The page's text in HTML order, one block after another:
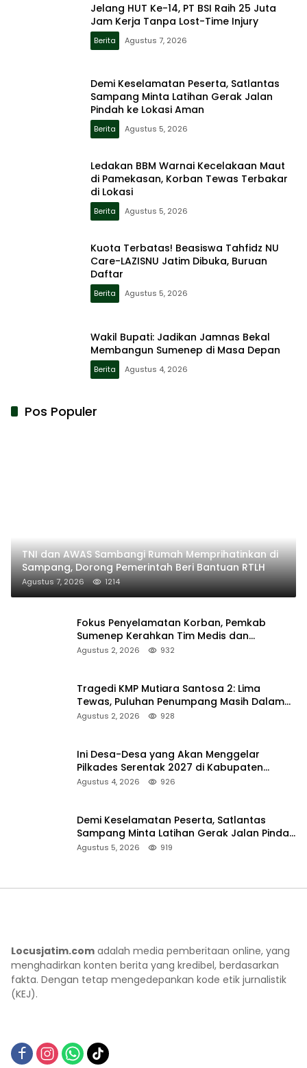
Jelang HUT Ke-14, PT BSI Raih 25 Juta
Jam Kerja Tanpa Lost-Time Injury
Berita Agustus 7, 2026
Demi Keselamatan Peserta, Satlantas
Sampang Minta Latihan Gerak Jalan
Pindah ke Lokasi Aman
Berita Agustus 5, 2026
Ledakan BBM Warnai Kecelakaan Maut
di Pamekasan, Korban Tewas Terbakar
di Lokasi
Berita Agustus 5, 2026
Kuota Terbatas! Beasiswa Tahfidz NU
Care-LAZISNU Jatim Dibuka, Buruan
Daftar
Berita Agustus 5, 2026
Wakil Bupati: Jadikan Jamnas Bekal
Membangun Sumenep di Masa Depan
Berita Agustus 4, 2026
Pos Populer
TNI dan AWAS Sambangi Rumah Memprihatinkan di
Sampang, Dorong Pemerintah Beri Bantuan RTLH
Agustus 7, 2026 1214
Fokus Penyelamatan Korban, Pemkab
Sumenep Kerahkan Tim Medis dan
Ambulans ke Pelabuhan Kalianget
Agustus 2, 2026 932
Tragedi KMP Mutiara Santosa 2: Lima
Tewas, Puluhan Penumpang Masih Dalam
Pencarian
Agustus 2, 2026 928
Ini Desa-Desa yang Akan Menggelar
Pilkades Serentak 2027 di Kabupaten
Sumenep
Agustus 4, 2026 926
Demi Keselamatan Peserta, Satlantas
Sampang Minta Latihan Gerak Jalan Pindah
ke Lokasi Aman
Agustus 5, 2026 919
Locusjatim.com adalah media pemberitaan online, yang
menghadirkan konten berita yang kredibel, berdasarkan
fakta. Dengan tetap mengedepankan kode etik jurnalistik
(KEJ).